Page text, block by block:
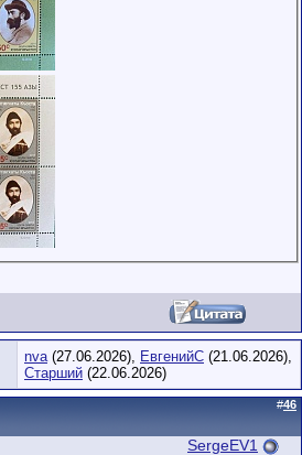
nva(27.06.2026), ЕвгенийС (21.06.2026),
Старший (22.06.2026)
#46
SergeEV1